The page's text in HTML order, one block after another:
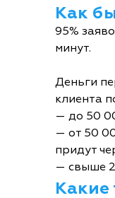
Как
95%
минут.
Деньги
клиента
— до 50
— от 50
придут
— свыше
Какие